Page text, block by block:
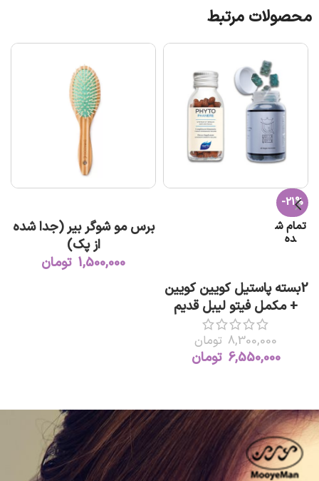
محصولات مرتبط
-21%
تمام ش
ده
2بسته پاستیل کویین کویین
+ مکمل فیتو لیبل قدیم
8,300,000 تومان
6,550,000 تومان
برس مو شوگر بیر (جدا شده
از پک)
1,500,000 تومان